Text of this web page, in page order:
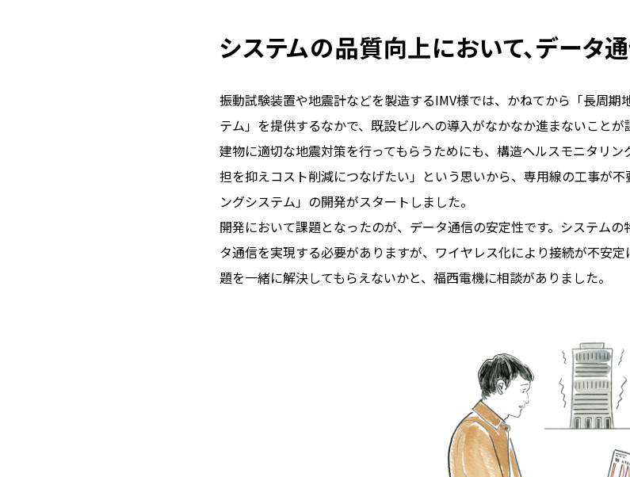
システムの品質向上において、データ
振動試験装置や地震計などを製造するIMV様では、かねてから「長周期
テム」を提供するなかで、既設ビルへの導入がなかなか進まないこと
建物に適切な地震対策を行ってもらうためにも、構造ヘルスモニタリ
担を抑えコスト削減につなげたい」という思いから、専用線の工事が
ングシステム」の開発がスタートしました。
開発において課題となったのが、データ通信の安定性です。システム
タ通信を実現する必要がありますが、ワイヤレス化により接続が不安
題を一緒に解決してもらえないかと、福西電機に相談がありました。